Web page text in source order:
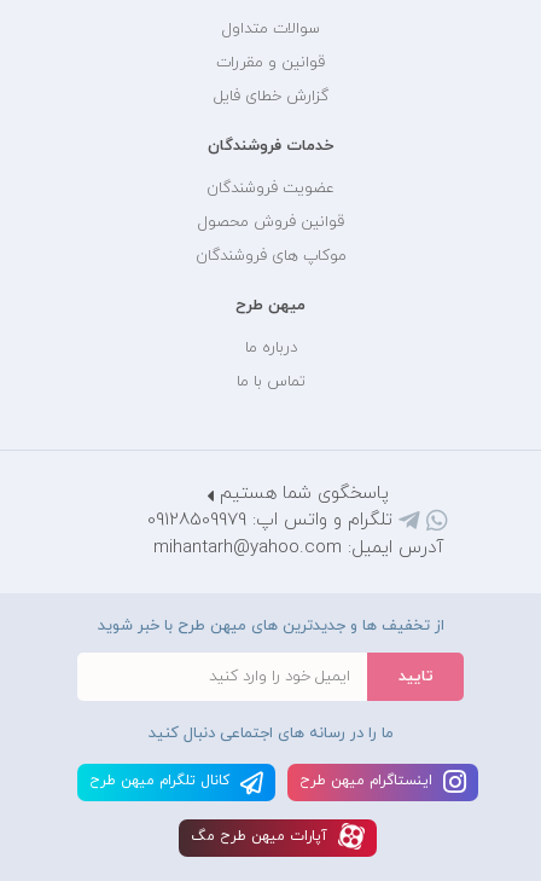
سوالات متداول
قوانین و مقررات
گزارش خطای فایل
خدمات فروشندگان
عضویت فروشندگان
قوانین فروش محصول
موکاپ های فروشندگان
میهن طرح
درباره ما
تماس با ما
پاسخگوی شما هستیم
تلگرام و واتس اپ: 09128509979
آدرس ایمیل: mihantarh@yahoo.com
از تخفیف ها و جدیدترین های میهن طرح با خبر شوید
ما را در رسانه های اجتماعی دنبال کنید
اينستاگرام ميهن طرح کانال تلگرام ميهن طرح
آپارات ميهن طرح مگ